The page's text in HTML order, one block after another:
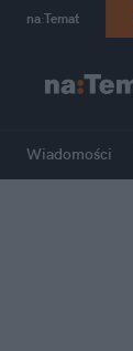
na:Temat
Wiadomości